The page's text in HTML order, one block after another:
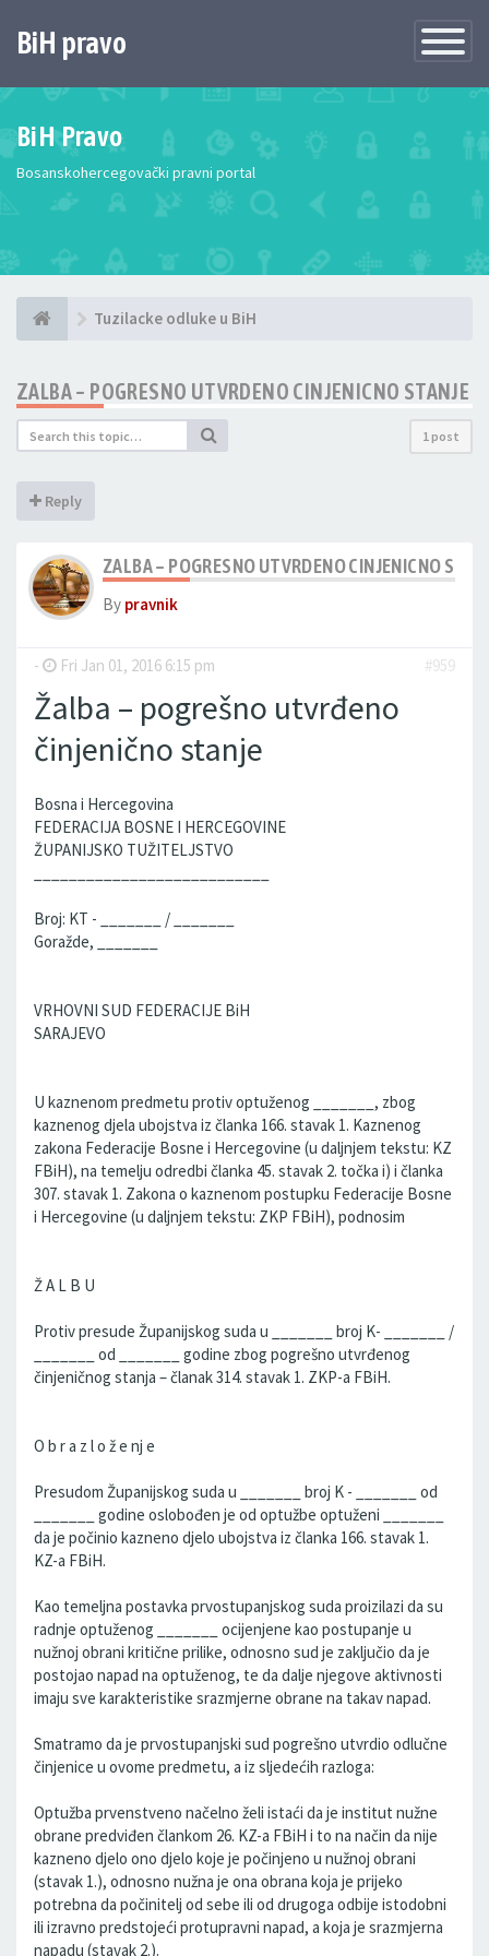
Toggle
BiH pravo
BiH Pravo
Bosanskohercegovački pravni portal
Tuzilacke odluke u BiH
ZALBA – POGRESNO UTVRDENO CINJENICNO STANJE
1 post
Reply
ZALBA – POGRESNO UTVRDENO CINJENICNO
By pravnik
- Fri Jan 01, 2016 6:15 pm #959
Žalba – pogrešno utvrđeno
činjenično stanje
Bosna i Hercegovina
FEDERACIJA BOSNE I HERCEGOVINE
ŽUPANIJSKO TUŽITELJSTVO
Broj: KT - _______ / _______
Goražde, _______
VRHOVNI SUD FEDERACIJE BiH
SARAJEVO
U kaznenom predmetu protiv optuženog _______, zbog
kaznenog djela ubojstva iz članka 166. stavak 1. Kaznenog
zakona Federacije Bosne i Hercegovine (u daljnjem tekstu: KZ
FBiH), na temelju odredbi članka 45. stavak 2. točka i) i članka
307. stavak 1. Zakona o kaznenom postupku Federacije Bosne
i Hercegovine (u daljnjem tekstu: ZKP FBiH), podnosim
Ž A L B U
Protiv presude Županijskog suda u _______ broj K- _______ /
_______ od _______ godine zbog pogrešno utvrđenog
činjeničnog stanja – članak 314. stavak 1. ZKP-a FBiH.
O b r a z l o ž e nj e
Presudom Županijskog suda u _______ broj K - _______ od
_______ godine oslobođen je od optužbe optuženi _______
da je počinio kazneno djelo ubojstva iz članka 166. stavak 1.
KZ-a FBiH.
Kao temeljna postavka prvostupanjskog suda proizilazi da su
radnje optuženog _______ ocijenjene kao postupanje u
nužnoj obrani kritične prilike, odnosno sud je zaključio da je
postojao napad na optuženog, te da dalje njegove aktivnosti
imaju sve karakteristike srazmjerne obrane na takav napad.
Smatramo da je prvostupanjski sud pogrešno utvrdio odlučne
činjenice u ovome predmetu, a iz sljedećih razloga:
Optužba prvenstveno načelno želi istaći da je institut nužne
obrane predviđen člankom 26. KZ-a FBiH i to na način da nije
kazneno djelo ono djelo koje je počinjeno u nužnoj obrani
(stavak 1.), odnosno nužna je ona obrana koja je prijeko
potrebna da počinitelj od sebe ili od drugoga odbije istodobni
ili izravno predstojeći protupravni napad, a koja je srazmjerna
napadu (stavak 2.).